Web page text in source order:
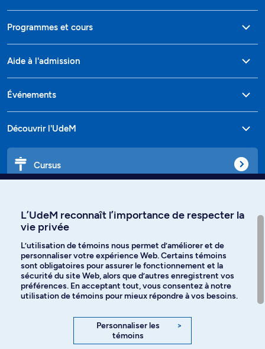
Programmes et cours
Aide à l'admission
Événements
Découvrir l'UdeM
Cursus
Langues
Facebook Instagram
YouTube
L’UdeM reconnaît l’importance de respecter la
vie privée
L’utilisation de témoins nous permet d’améliorer et de
personnaliser votre expérience Web. Certains témoins
sont obligatoires pour assurer le fonctionnement et la
sécurité du site Web, alors que d’autres enregistrent vos
préférences. En acceptant tout, vous consentez à notre
utilisation de témoins pour mieux répondre à vos besoins.
Personnaliser les
témoins
>